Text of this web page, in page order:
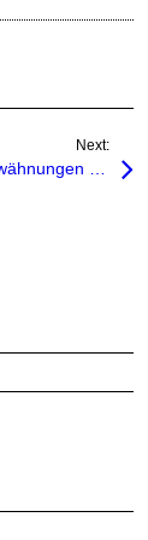
Next: